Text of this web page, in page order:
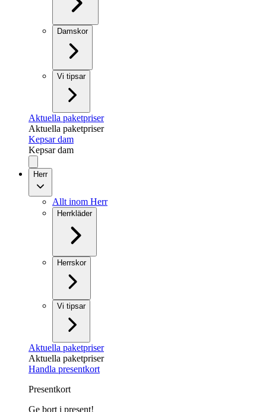
Damskor
Vi tipsar
Aktuella paketpriser
Aktuella paketpriser
Kepsar dam
Kepsar dam
Herr
Allt inom Herr
Herrkläder
Herrskor
Vi tipsar
Aktuella paketpriser
Aktuella paketpriser
Handla presentkort
Presentkort
Ge bort i present!